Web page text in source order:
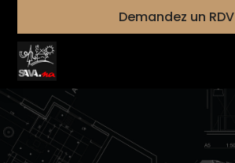
Demandez un RDV